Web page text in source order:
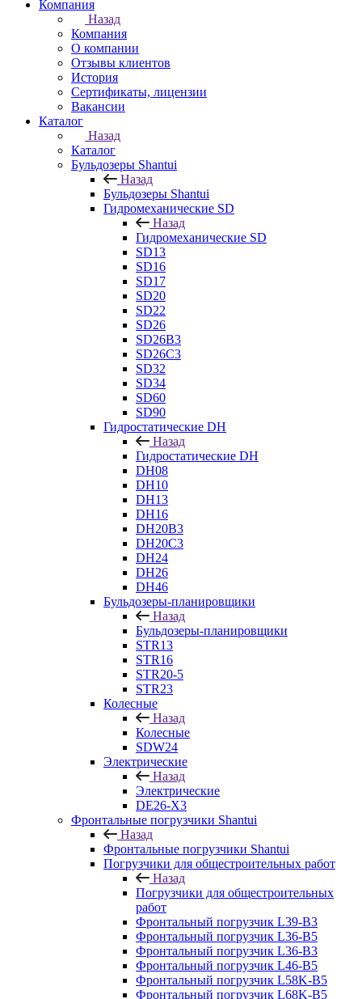
Компания
Назад
Компания
О компании
Отзывы клиентов
История
Сертификаты, лицензии
Вакансии
Каталог
Назад
Каталог
Бульдозеры Shantui
Назад
Бульдозеры Shantui
Гидромеханические SD
Назад
Гидромеханические SD
SD13
SD16
SD17
SD20
SD22
SD26
SD26B3
SD26C3
SD32
SD34
SD60
SD90
Гидростатические DH
Назад
Гидростатические DH
DH08
DH10
DH13
DH16
DH20B3
DH20C3
DH24
DH26
DH46
Бульдозеры-планировщики
Назад
Бульдозеры-планировщики
STR13
STR16
STR20-5
STR23
Колесные
Назад
Колесные
SDW24
Электрические
Назад
Электрические
DE26-X3
Фронтальные погрузчики Shantui
Назад
Фронтальные погрузчики Shantui
Погрузчики для общестроительных работ
Назад
Погрузчики для общестроительных
работ
Фронтальный погрузчик L39-B3
Фронтальный погрузчик L36-B5
Фронтальный погрузчик L36-B3
Фронтальный погрузчик L46-B5
Фронтальный погрузчик L58K-B5
Фронтальный погрузчик L68K-B5